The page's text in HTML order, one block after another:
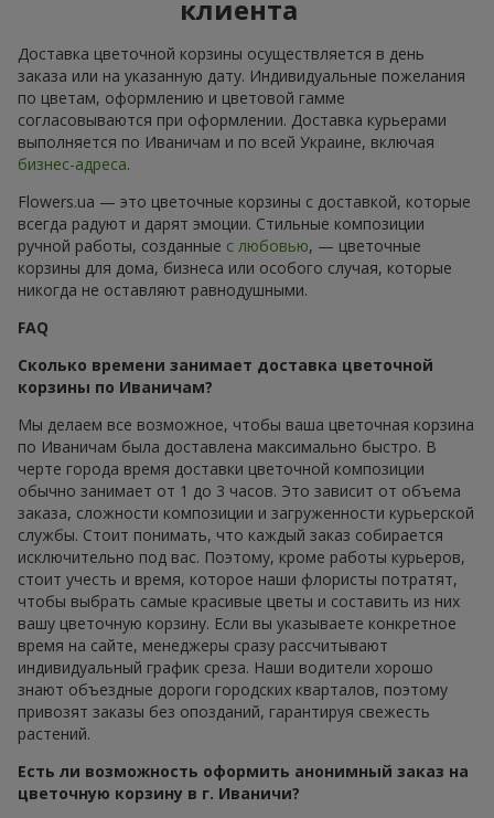
клиента
Доставка цветочной корзины осуществляется в день
заказа или на указанную дату. Индивидуальные пожелания
по цветам, оформлению и цветовой гамме
согласовываются при оформлении. Доставка курьерами
выполняется по Иваничам и по всей Украине, включая
бизнес-адреса.
Flowers.ua — это цветочные корзины с доставкой, которые
всегда радуют и дарят эмоции. Стильные композиции
ручной работы, созданные с любовью, — цветочные
корзины для дома, бизнеса или особого случая, которые
никогда не оставляют равнодушными.
FAQ
Сколько времени занимает доставка цветочной
корзины по Иваничам?
Мы делаем все возможное, чтобы ваша цветочная корзина
по Иваничам была доставлена максимально быстро. В
черте города время доставки цветочной композиции
обычно занимает от 1 до 3 часов. Это зависит от объема
заказа, сложности композиции и загруженности курьерской
службы. Стоит понимать, что каждый заказ собирается
исключительно под вас. Поэтому, кроме работы курьеров,
стоит учесть и время, которое наши флористы потратят,
чтобы выбрать самые красивые цветы и составить из них
вашу цветочную корзину. Если вы указываете конкретное
время на сайте, менеджеры сразу рассчитывают
индивидуальный график среза. Наши водители хорошо
знают объездные дороги городских кварталов, поэтому
привозят заказы без опозданий, гарантируя свежесть
растений.
Есть ли возможность оформить анонимный заказ на
цветочную корзину в г. Иваничи?